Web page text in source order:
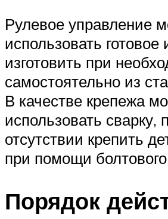
Рулевое управление
использовать готовое
изготовить при
самостоятельно из
В качестве крепежа
использовать сварку,
отсутствии крепить
при помощи
Порядок